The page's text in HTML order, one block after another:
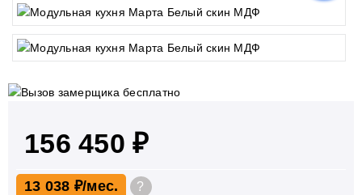
156 450 ₽
13 038 ₽ ?